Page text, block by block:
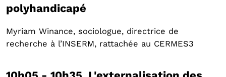
polyhandicapé
Myriam Winance, sociologue, directrice de
recherche à l’INSERM, rattachée au CERMES3